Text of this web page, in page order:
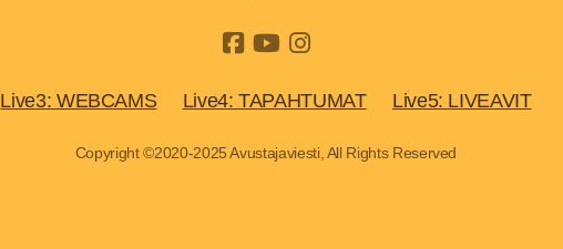
Live3: WEBCAMS Live4: TAPAHTUMAT Live5: LIVEAVIT
Copyright ©2020-2025 Avustajaviesti, All Rights Reserved